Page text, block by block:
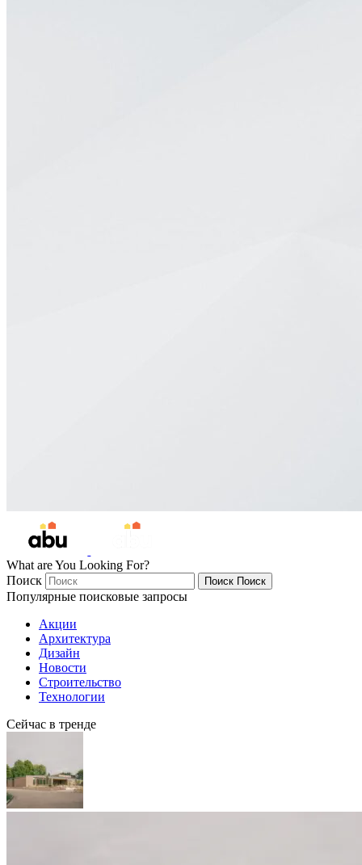
What are You Looking For?
Поиск
Поиск Поиск
Популярные поисковые запросы
Акции
Архитектура
Дизайн
Новости
Строительство
Технологии
Сейчас в тренде